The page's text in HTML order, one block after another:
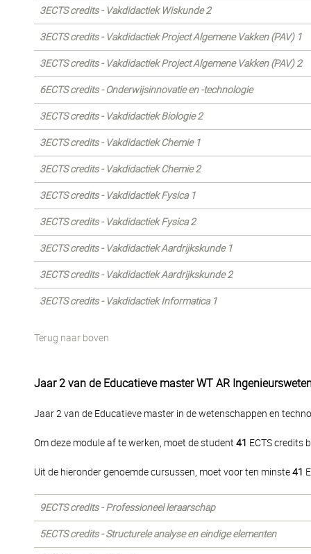
3ECTS credits - Vakdidactiek Wiskunde 2
3ECTS credits - Vakdidactiek Project Algemene Vakken (PAV) 1
3ECTS credits - Vakdidactiek Project Algemene Vakken (PAV) 2
6ECTS credits - Onderwijsinnovatie en -technologie
3ECTS credits - Vakdidactiek Biologie 2
3ECTS credits - Vakdidactiek Chemie 1
3ECTS credits - Vakdidactiek Chemie 2
3ECTS credits - Vakdidactiek Fysica 1
3ECTS credits - Vakdidactiek Fysica 2
3ECTS credits - Vakdidactiek Aardrijkskunde 1
3ECTS credits - Vakdidactiek Aardrijkskunde 2
3ECTS credits - Vakdidactiek Informatica 1
Terug naar boven
Jaar 2 van de Educatieve master WT AR
Jaar 2 van de Educatieve master in de wetenschappen en
Om deze module af te werken, moet de student 41 ECTS credits
Uit de hieronder genoemde cursussen, moet voor ten minste41
9ECTS credits - Professioneel leraarschap
5ECTS credits - Structurele analyse en eindige elementen